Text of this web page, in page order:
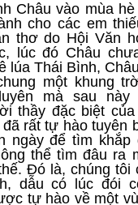
Châu vào mùa
cho các em
thơ do Hội Văn
lúc đó Châu
lúa Thái Bình,
một khung
mà sau này
thầy đặc biệt
rất tự hào tuyên
ngày để tìm khắp
thể tìm đâu ra
Đó là, chúng tôi
dẫu có lúc đói
tự hào về một